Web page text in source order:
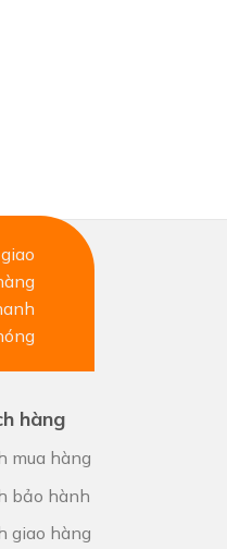
hàng
mua hàng
bảo hành
giao hàng